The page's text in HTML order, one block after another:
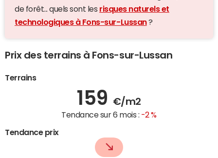
de forêt... quels sont les risques naturels et
technologiques à Fons-sur-Lussan?
Prix des terrains à Fons-sur-Lussan
Terrains
159 €/m2
Tendance sur 6 mois : -2 %
Tendance prix